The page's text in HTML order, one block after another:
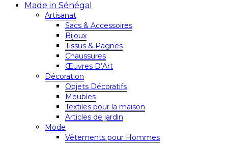
Made in Sénégal
Artisanat
Sacs & Accessoires
Bijoux
Tissus & Pagnes
Chaussures
Œuvres D’Art
Décoration
Objets Décoratifs
Meubles
Textiles pour la maison
Articles de jardin
Mode
Vêtements pour Hommes